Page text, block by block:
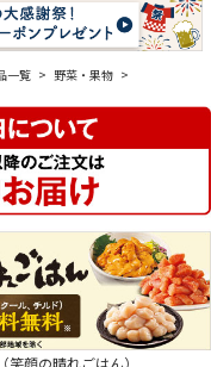
一覧 > 野菜・果物 >
顔の晴れごはん）